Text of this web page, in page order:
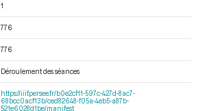
1
776
776
Déroulement des séances
https://iiif.persee.fr/b0e2cf11-597c-427d-8ac7-
68bcc0acf13b/ced82648-f05a-4eb5-a87b-
521e6028d1be/manifest